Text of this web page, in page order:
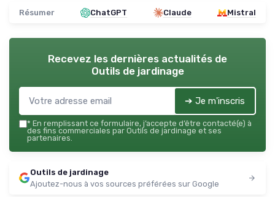
Résumer ChatGPT Claude Mistral
Recevez les dernières actualités de
Outils de jardinage
➔ Je m'inscris
* En remplissant ce formulaire, j’accepte d’être contacté(e) à
des fins commerciales par Outils de jardinage et ses
partenaires.
Outils de jardinage
Ajoutez-nous à vos sources préférées sur Google